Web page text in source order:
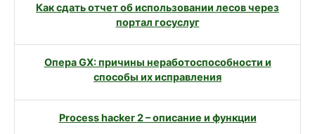
Как сдать отчет об использовании лесов через
портал госуслуг
Опера GX: причины неработоспособности и
способы их исправления
Process hacker 2 – описание и функции